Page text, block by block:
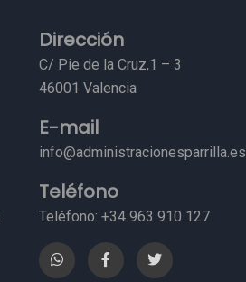
Dirección
C/ Pie de la Cruz,1 – 3
46001 Valencia
E-mail
info@administracionesparrilla.es
Teléfono
Teléfono: +34 963 910 127